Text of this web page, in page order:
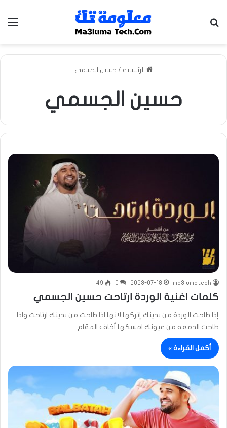
الرئيسية / حسين الجسمي
حسين الجسمي
ma3lumatech
2023-07-18
0
49
كلمات اغنية الوردة ارتاحت حسين الجسمي
إذا طاحت الوردة من يدينك إتركها لانها اذا طاحت من يدينك ارتاحت واذا
طاحت الدمعه من عيونك امسكها أخاف المقام…
أكمل القراءة »